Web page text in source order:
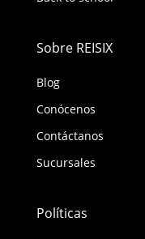
Sobre REISIX
Blog
Conócenos
Contáctanos
Sucursales
Políticas